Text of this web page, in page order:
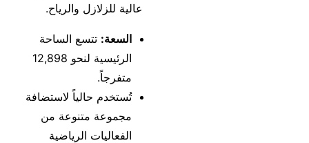
عالية للزلازل والرياح.
السعة: تتسع الساحة
الرئيسية لنحو 12,898
متفرجاً.
تُستخدم حالياً لاستضافة
مجموعة متنوعة من
الفعاليات الرياضية